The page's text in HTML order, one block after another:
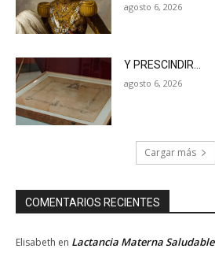
agosto 6, 2026
Y PRESCINDIR…
agosto 6, 2026
Cargar más
COMENTARIOS RECIENTES
Elisabeth en Lactancia Materna Saludable